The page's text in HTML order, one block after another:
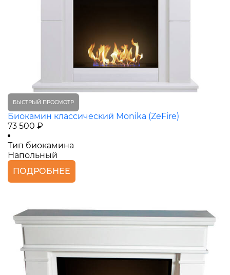
БЫСТРЫЙ ПРОСМОТР
Биокамин классический Monika (ZeFire)
73 500 ₽
Тип биокамина
Напольный
ПОДРОБНЕЕ